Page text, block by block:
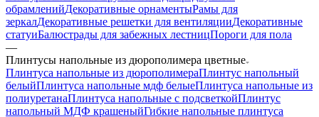
обрамленийДекоративные орнаментыРамы для
зеркалДекоративные решетки для вентиляцииДекоративные
статуиБалюстрады для забежных лестницПороги для пола
—
Плинтусы напольные из дюрополимера цветные
Плинтуса напольные из дюрополимераПлинтус напольный
белыйПлинтуса напольные мдф белыеПлинтуса напольные из
полиуретанаПлинтуса напольные с подсветкойПлинтус
напольный МДФ крашеныйГибкие напольные плинтуса